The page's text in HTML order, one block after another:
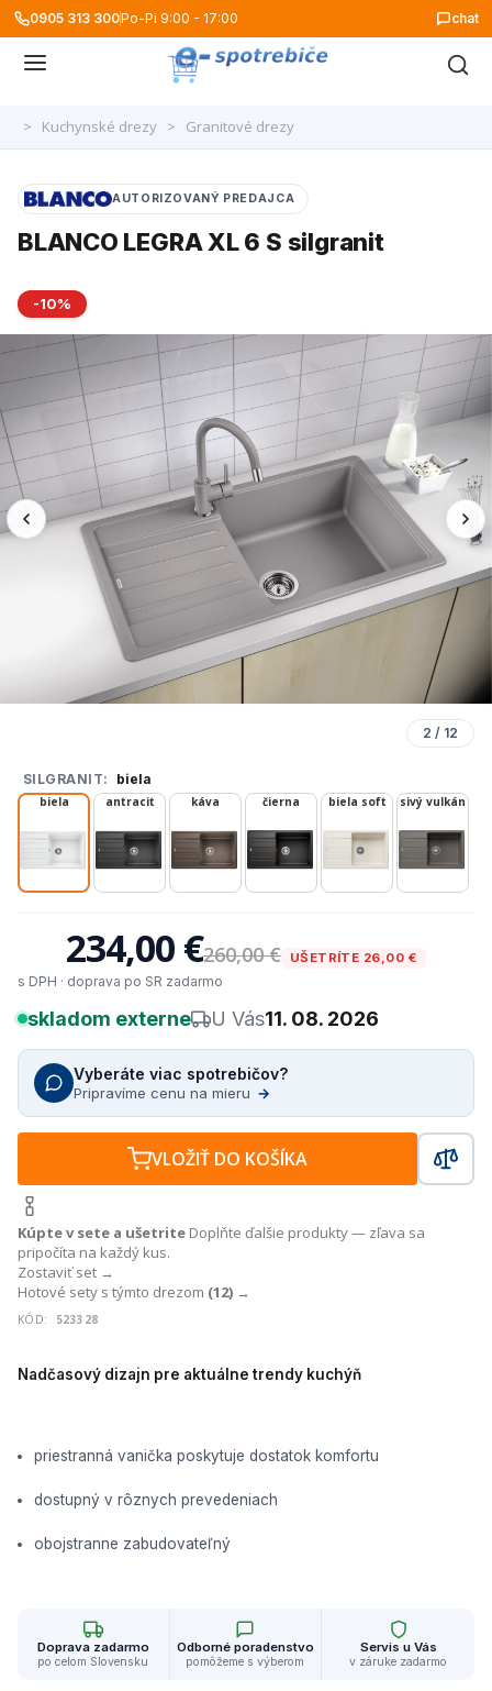
0905 313 300Po-Pi 9:00 - 17:00 chat
> Kuchynské drezy > Granitové drezy
-10%
2 / 12
AUTORIZOVANÝ PREDAJCA
BLANCO LEGRA XL 6 S silgranit
Nadčasový dizajn pre aktuálne trendy kuchýň
priestranná vanička poskytuje dostatok komfortu
dostupný v rôznych prevedeniach
obojstranne zabudovateľný
SILGRANIT: biela
biela antracit káva čierna biela soft sivý vulkán
234,00 €260,00 € UŠETRÍTE 26,00 €
s DPH · doprava po SR zadarmo
skladom externe U Vás11. 08. 2026
Vyberáte viac spotrebičov?
Pripravíme cenu na mieru →
VLOŽIŤ DO KOŠÍKA
Kúpte v sete a ušetrite Doplňte ďalšie produkty — zľava sa
pripočíta na každý kus.
Zostaviť set →
Hotové sety s týmto drezom (12) →
KÓD: 523328
Doprava zadarmo
po celom Slovensku
Odborné poradenstvo
pomôžeme s výberom
Servis u Vás
v záruke zadarmo